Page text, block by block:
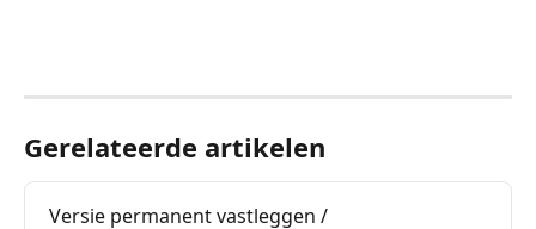
Gerelateerde artikelen
Versie permanent vastleggen /